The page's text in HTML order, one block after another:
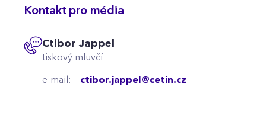
Kontakt pro média
Ctibor Jappel
tiskový mluvčí
e-mail: ctibor.jappel@cetin.cz